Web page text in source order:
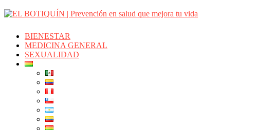
BIENESTAR
MEDICINA GENERAL
SEXUALIDAD